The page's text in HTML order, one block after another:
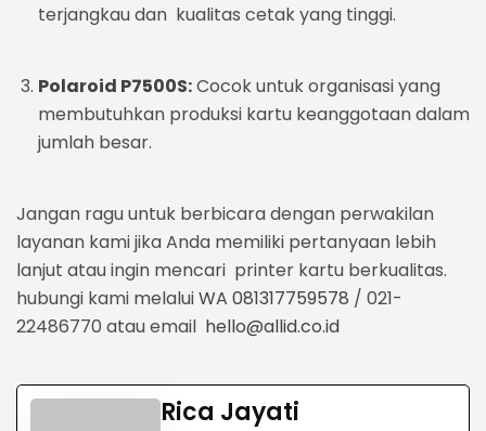
terjangkau dan kualitas cetak yang tinggi.
Polaroid P7500S:Cocok untuk organisasi yang
membutuhkan produksi kartu keanggotaan dalam
jumlah besar.
Jangan ragu untuk berbicara dengan perwakilan
layanan kami jika Anda memiliki pertanyaan lebih
lanjut atau ingin mencari printer kartu berkualitas.
hubungi kami melaluiWA 081317759578 / 021-
22486770 atau email hello@allid.co.id
Rica Jayati